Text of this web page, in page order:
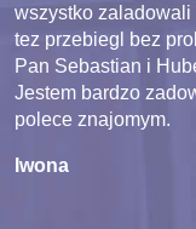
wszystko
tez przebiegl bez
Pan Sebastian i
Jestem bardzo
polece znajomym.
Iwona